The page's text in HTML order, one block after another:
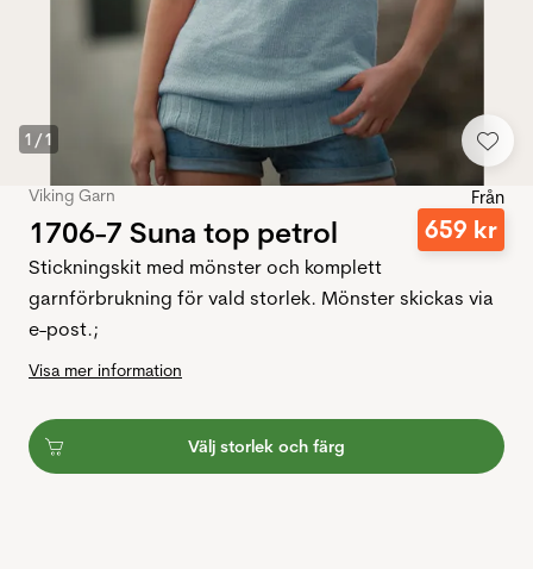
1 /1
Viking Garn
1706-7 Suna top petrol
Från
659 kr
Stickningskit med mönster och komplett
garnförbrukning för vald storlek. Mönster skickas via
e-post.;
Visa mer information
Välj storlek och färg